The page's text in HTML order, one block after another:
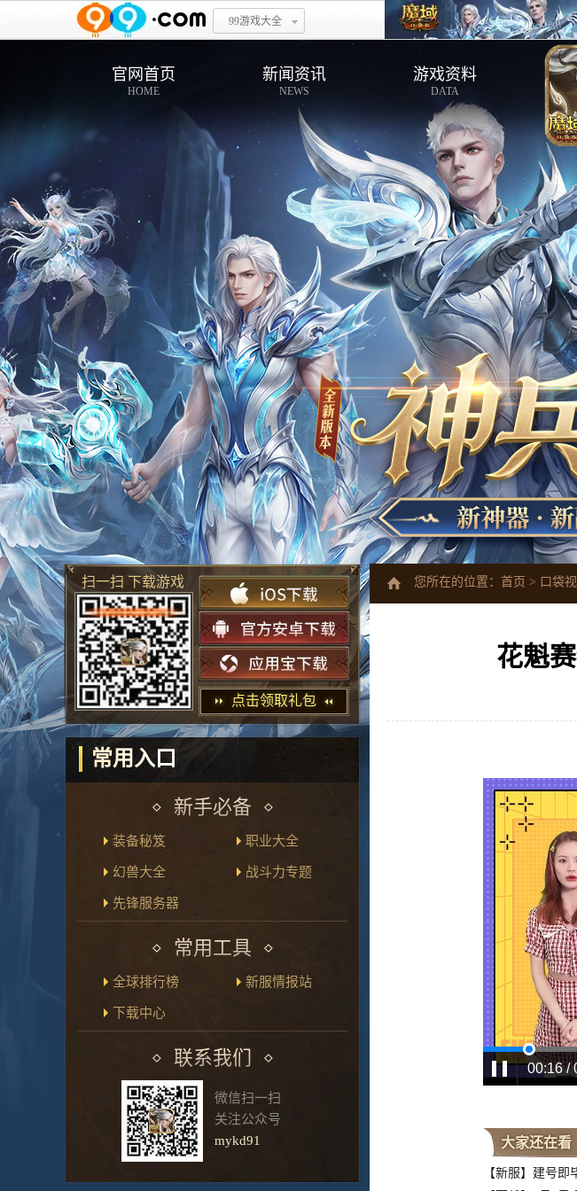
99游戏大全
官网首页
HOME
新闻资讯
NEWS
游戏资料
DATA
扫一扫 下载游戏
点击领取礼包
常用入口
新手必备
装备秘笈 职业大全
幻兽大全 战斗力专题
先锋服务器
常用工具
全球排行榜 新服情报站
下载中心
联系我们
微信扫一扫
关注公众号
mykd91
您所在的位置： 首页 > 口袋
花魁
00:17 /
大家还在看
【新服】建号即